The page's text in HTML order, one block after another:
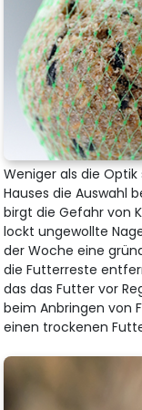
Weniger als die
Hauses die Auswahl
birgt die Gefahr von
lockt ungewollte
der Woche eine
die Futterreste
das das Futter vor
beim Anbringen von
einen trockenen